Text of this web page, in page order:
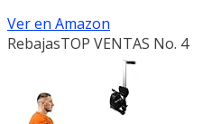
Ver en Amazon
RebajasTOP VENTAS No. 4